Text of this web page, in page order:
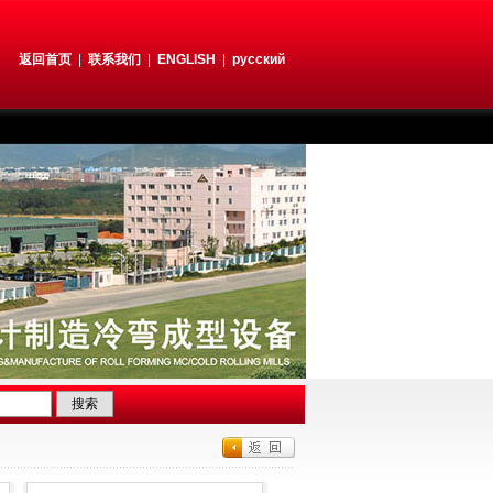
返回首页| 联系我们 ENGLISH русский